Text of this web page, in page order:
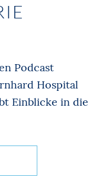
Podcast
Hospital
Einblicke in die